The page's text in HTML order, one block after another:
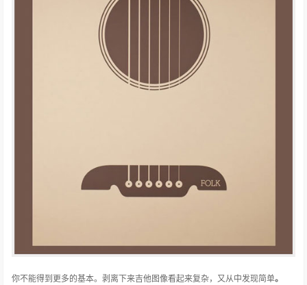
你不能得到更多的基本。剥离下来吉他图像看起来复杂，又从中发现简单。